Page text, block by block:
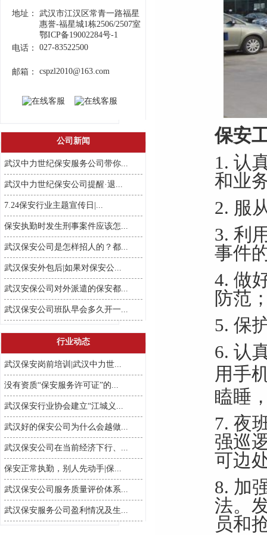
地址：
武汉市江汉区常青一路福星
惠誉-福星城1栋2506/2507室
鄂ICP备19002284号-1
电话：
027-83522500
邮箱： cspzl2010@163.com
公司新闻
武汉中力世纪保安服务公司带你...
武汉中力世纪保安公司提醒·退...
7.24保安行业主题宣传日|...
保安执勤时发生刑事案件应该怎...
武汉保安公司是怎样招人的？都...
武汉保安外包后|如果对保安公...
武汉安保公司对外派遣的保安都...
武汉保安公司班队早会多久开一...
行业动态
武汉保安岗前培训|武汉中力世...
没有资质“保安服务许可证”的...
武汉保安行业协会建立“江城义...
武汉好的保安公司为什么会越做...
武汉保安公司在当前经济下行、...
保安正常执勤，别人先动手|保...
武汉保安公司服务质量评价体系...
武汉保安服务公司盈利情况及生...
保安
1. 认
和业
2. 服
3. 利
事件
4. 做
防范
5. 保
6. 认
用手
瞌睡
7. 夜
强巡
可边
8. 加
法。
员和